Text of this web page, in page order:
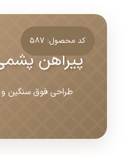
کد محصول: ۵۸۷
پیراهن
طراحی فوق سنگین